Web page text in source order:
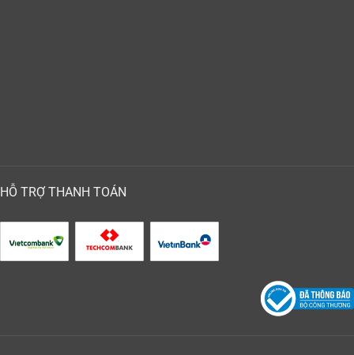
HỖ TRỢ THANH TOÁN